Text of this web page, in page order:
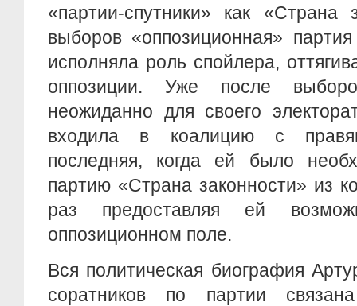
«партии-спутники» как «Страна
выборов «оппозиционная»
исполняла роль спойлера,
оппозиции. Уже после
неожиданно для своего
входила в коалицию с
последняя, когда ей было
партию «Страна законности» из
раз предоставляя ей
оппозиционном поле.
Вся политическая биография
соратников по партии